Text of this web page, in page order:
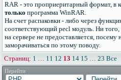
RAR - это проприеритарный формат, в
только программа WinRAR.
На счет распаковки - либо через
соответствующий pecl модуль. Ни того,
на сервере не предоставляется,
заморачиваться по этому поводу.
Страниц: 1 … 11 12 13 14 15 … 23 Все
Перейти